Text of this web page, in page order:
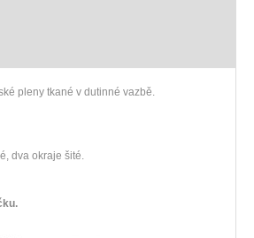
pleny tkané v dutinné vazbě.
dva okraje šité.